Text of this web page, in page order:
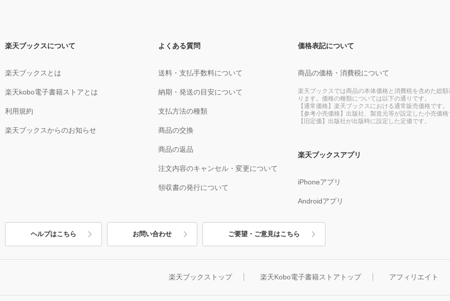
楽天ブックスについて
楽天ブックスとは
楽天kobo電子書籍ストアとは
利用規約
楽天ブックスからのお知らせ
よくある質問
送料・支払手数料について
納期・発送の目安について
支払方法の種類
商品の交換
商品の返品
注文内容のキャンセル・変更について
領収書の発行について
価格表記について
商品の価格・消費税について
楽天ブックスでは商品の本体価格と消費税を含めた総額
ります。価格の種類については以下の通りです。
【通常価格】楽天ブックスにおける通常販売価格です。
【参考小売価格】出版社、製造元等が設定した小売価格
【旧定価】出版社が出版時に設定した定価です。
楽天ブックスアプリ
iPhoneアプリ
Androidアプリ
ヘルプはこちら お問い合わせ ご要望・ご意見はこちら
楽天ブックストップ 楽天Kobo電子書籍ストアトップ アフィリエイト